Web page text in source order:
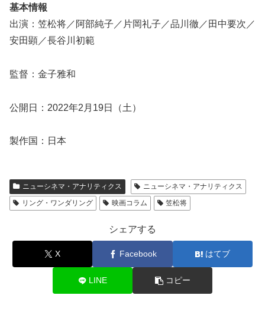
基本情報
出演：笠松将／阿部純子／片岡礼子／品川徹／田中要次／
安田顕／長谷川初範
監督：金子雅和
公開日：2022年2月19日（土）
製作国：日本
ニューシネマ・アナリティクス
ニューシネマ・アナリティクス
リング・ワンダリング
映画コラム 笠松将
シェアする
X Facebook はてブ
LINE コピー